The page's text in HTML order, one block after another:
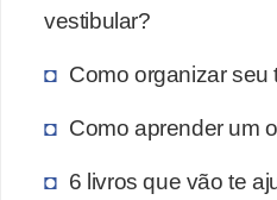
vestibular?
Como organizar seu
Como aprender um
6 livros que vão te